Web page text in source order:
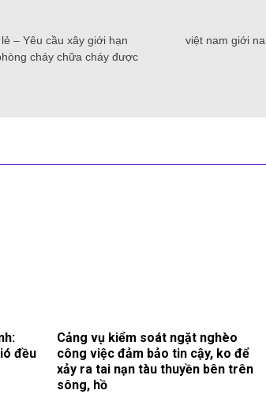
– Yêu cầu xây giới hạn
cháy chữa cháy được
việt nam giới
đều
Cảng vụ kiểm soát ngặt nghèo
công việc đảm bảo tin cậy, ko để
xảy ra tai nạn tàu thuyền bên trên
sông, hồ